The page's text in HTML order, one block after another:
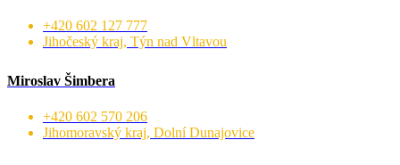
+420 602 127 777
Jihočeský kraj, Týn nad Vltavou
Miroslav Šimbera
+420 602 570 206
Jihomoravský kraj, Dolní Dunajovice